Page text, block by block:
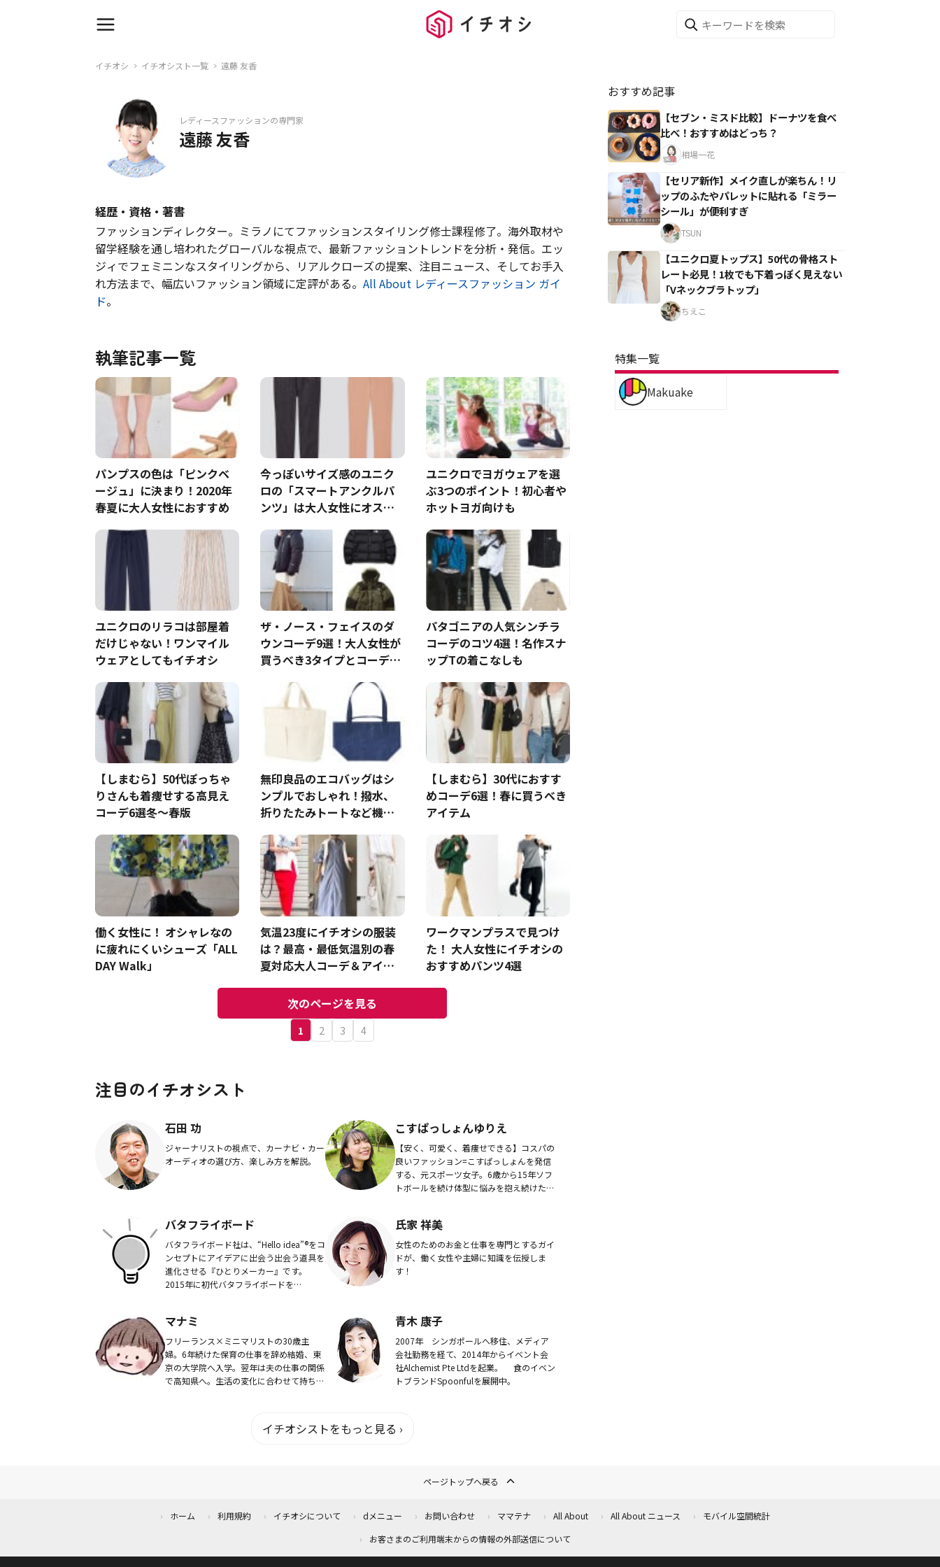
イチオシ イチオシスト一覧 遠藤 友香
レディースファッションの専門家
遠藤 友香
経歴・資格・著書
ファッションディレクター。ミラノにてファッションスタイリング修士課程修了。海外取材や
留学経験を通し培われたグローバルな視点で、最新ファッショントレンドを分析・発信。エッ
ジィでフェミニンなスタイリングから、リアルクローズの提案、注目ニュース、そしてお手入
れ方法まで、幅広いファッション領域に定評がある。 All About レディースファッション ガイ
ド。
執筆記事一覧
パンプスの色は「ピンクベ
ージュ」に決まり！2020年
春夏に大人女性におすすめ
今っぽいサイズ感のユニク
ロの「スマートアンクルパ
ンツ」は大人女性にオスス
ユニクロでヨガウェアを選
ぶ3つのポイント！初心者や
ホットヨガ向けも
ユニクロのリラコは部屋着
だけじゃない！ワンマイル
ウェアとしてもイチオシ
ザ・ノース・フェイスのダ
ウンコーデ9選！大人女性が
買うべき3タイプとコーデの
パタゴニアの人気シンチラ
コーデのコツ4選！名作スナ
ップTの着こなしも
【しまむら】50代ぽっちゃ
りさんも着痩せする高見え
コーデ6選冬～春版
無印良品のエコバッグはシ
ンプルでおしゃれ！撥水、
折りたたみトートなど機能
【しまむら】30代におすす
めコーデ6選！春に買うべき
アイテム
働く女性に！ オシャレなの
に疲れにくいシューズ「ALL
DAY Walk」
気温23度にイチオシの服装
は？最高・最低気温別の春
夏対応大人コーデ＆アイテ
ワークマンプラスで見つけ
た！ 大人女性にイチオシの
おすすめパンツ4選
次のページを見る
1 2 3 4
注目のイチオシスト
石田 功
ジャーナリストの視点で、カーナビ・カー
オーディオの選び方、楽しみ方を解説。
こすぱっしょんゆりえ
【安く、可愛く、着痩せできる】コスパの
良いファッション=こすぱっしょんを発信
する、元スポーツ女子。6歳から15年ソフ
トボールを続け体型に悩みを抱え続けたか
も自分を魅...
バタフライボード
バタフライボード社は、“Hello idea”®をコ
ンセプトにアイデアに出会う出会う道具を
進化させる『ひとりメーカー』です。
2015年に初代バタフライボードを
氏家 祥美
女性のためのお金と仕事を専門とするガイ
ドが、働く女性や主婦に知識を伝授しま
す！
マナミ
フリーランス×ミニマリストの30歳主
婦。6年続けた保育の仕事を辞め結婚、東
京の大学院へ入学。翌年は夫の仕事の関係
で高知県へ。生活の変化に合わせて持ち物
青木 康子
2007年 シンガポールへ移住、メディア
会社勤務を経て、2014年からイベント会
社Alchemist Pte Ltdを起業。 食のイベン
トブランドSpoonfulを展開中。
イチオシストをもっと見る ›
おすすめ記事
【セブン・ミスド比較】ドーナツを食べ
比べ！おすすめはどっち？
相場一花
【セリア新作】メイク直しが楽ちん！リ
ップのふたやパレットに貼れる「ミラー
シール」が便利すぎ
TSUN
【ユニクロ夏トップス】50代の骨格スト
レート必見！1枚でも下着っぽく見えない
「Vネックブラトップ」
ちえこ
特集一覧
Makuake
ページトップへ戻る
ホーム 利用規約 イチオシについて dメニュー お問い合わせ ママテナ All About All About ニュース
モバイル空間統計
お客さまのご利用端末からの情報の外部送信について